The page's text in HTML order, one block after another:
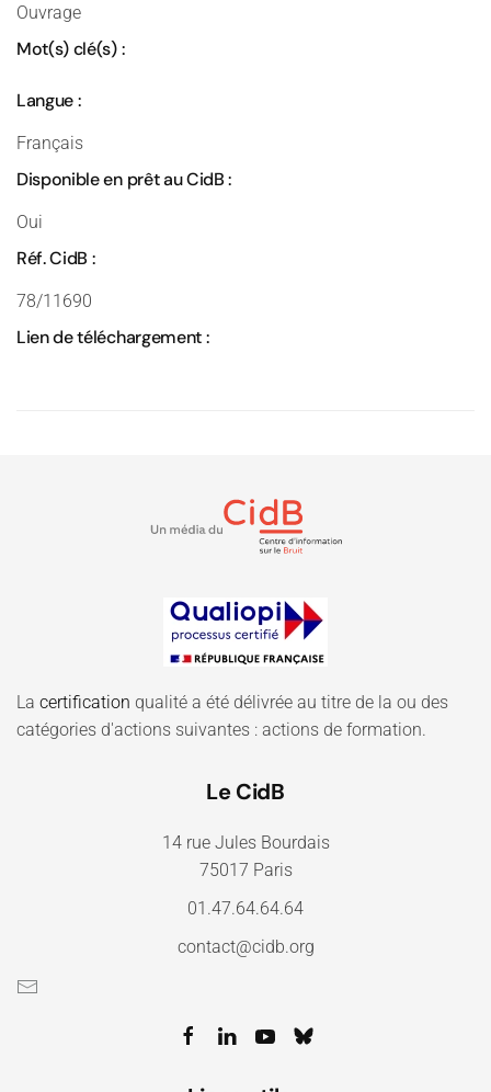
Ouvrage
Mot(s) clé(s) :
Langue :
Français
Disponible en prêt au CidB :
Oui
Réf. CidB :
78/11690
Lien de téléchargement :
La certification qualité a été délivrée au titre de la ou des
catégories d'actions suivantes : actions de formation.
Le CidB
14 rue Jules Bourdais
75017 Paris
01.47.64.64.64
contact@cidb.org